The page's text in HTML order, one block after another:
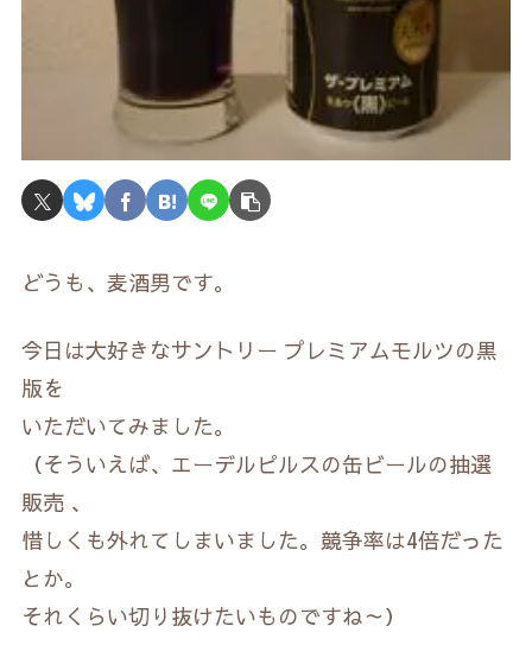
どうも、麦酒男です。
今日は大好きなサントリー プレミアムモルツの黒
版を
いただいてみました。
（そういえば、エーデルピルスの缶ビールの抽選
販売 、
惜しくも外れてしまいました。競争率は4倍だった
とか。
それくらい切り抜けたいものですね～）